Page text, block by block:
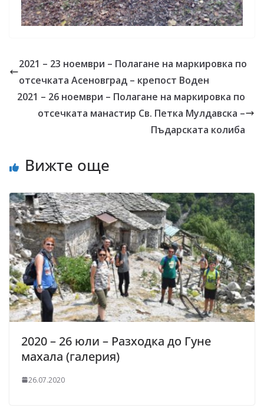
2021 – 23 ноември – Полагане на маркировка по
отсечката Асеновград – крепост Воден
2021 – 26 ноември – Полагане на маркировка по
отсечката манастир Св. Петка Мулдавска –
Пъдарската колиба
Вижте още
2020 – 26 юли – Разходка до Гуне
махала (галерия)
26.07.2020